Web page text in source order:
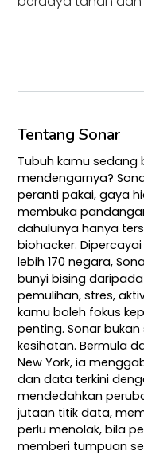
Tentang Sonar
Tubuh kamu sedang
mendengarnya?
peranti pakai, gaya
membuka
dahulunya hanya
biohacker.
lebih 170 negara,
bunyi bising
pemulihan, stres,
kamu boleh fokus
penting. Sonar
kesihatan. Bermula
New York, ia
dan data terkini
mendedahkan
jutaan titik data,
perlu menolak, bila
memberi tumpuan